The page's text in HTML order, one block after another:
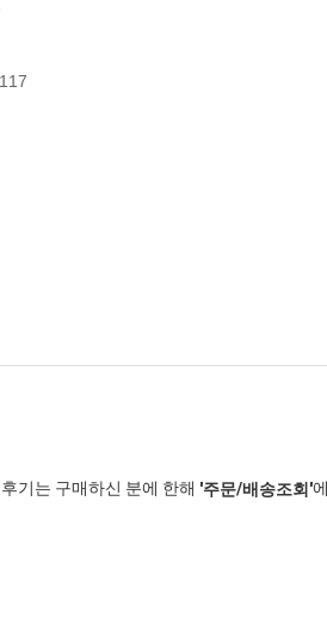
기는 구매하신 분에 한해 '주문/배송조회'